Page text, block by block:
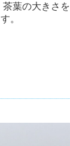
葉の大きさを
。